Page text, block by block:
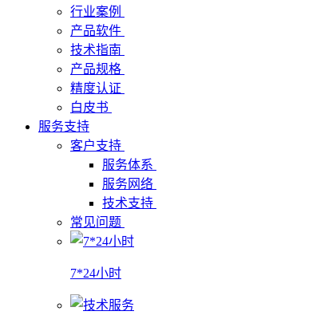
行业案例
产品软件
技术指南
产品规格
精度认证
白皮书
服务支持
客户支持
服务体系
服务网络
技术支持
常见问题
7*24小时